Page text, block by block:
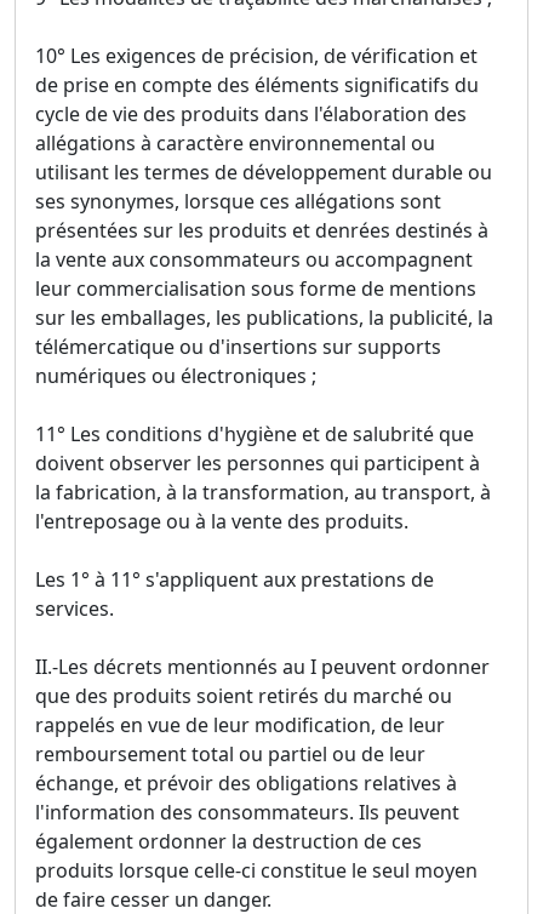
10° Les exigences de précision, de vérification et
de prise en compte des éléments significatifs du
cycle de vie des produits dans l'élaboration des
allégations à caractère environnemental ou
utilisant les termes de développement durable ou
ses synonymes, lorsque ces allégations sont
présentées sur les produits et denrées destinés à
la vente aux consommateurs ou accompagnent
leur commercialisation sous forme de mentions
sur les emballages, les publications, la publicité, la
télémercatique ou d'insertions sur supports
numériques ou électroniques ;
11° Les conditions d'hygiène et de salubrité que
doivent observer les personnes qui participent à
la fabrication, à la transformation, au transport, à
l'entreposage ou à la vente des produits.
Les 1° à 11° s'appliquent aux prestations de
services.
II.-Les décrets mentionnés au I peuvent ordonner
que des produits soient retirés du marché ou
rappelés en vue de leur modification, de leur
remboursement total ou partiel ou de leur
échange, et prévoir des obligations relatives à
l'information des consommateurs. Ils peuvent
également ordonner la destruction de ces
produits lorsque celle-ci constitue le seul moyen
de faire cesser un danger.